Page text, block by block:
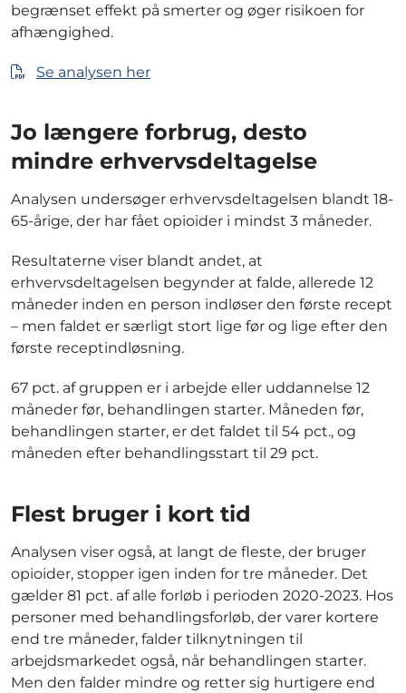
begrænset effekt på smerter og øger risikoen for
afhængighed.
Se analysen her
Jo længere forbrug, desto
mindre erhvervsdeltagelse
Analysen undersøger erhvervsdeltagelsen blandt 18-
65-årige, der har fået opioider i mindst 3 måneder.
Resultaterne viser blandt andet, at
erhvervsdeltagelsen begynder at falde, allerede 12
måneder inden en person indløser den første recept
– men faldet er særligt stort lige før og lige efter den
første receptindløsning.
67 pct. af gruppen er i arbejde eller uddannelse 12
måneder før, behandlingen starter. Måneden før,
behandlingen starter, er det faldet til 54 pct., og
måneden efter behandlingsstart til 29 pct.
Flest bruger i kort tid
Analysen viser også, at langt de fleste, der bruger
opioider, stopper igen inden for tre måneder. Det
gælder 81 pct. af alle forløb i perioden 2020-2023. Hos
personer med behandlingsforløb, der varer kortere
end tre måneder, falder tilknytningen til
arbejdsmarkedet også, når behandlingen starter.
Men den falder mindre og retter sig hurtigere end